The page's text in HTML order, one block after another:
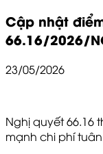
Cập nhật
66.16/2026/
23/05/2026
Nghị quyết 66.16
mạnh chi phí